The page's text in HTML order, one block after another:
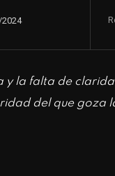
y la falta de
del que goza